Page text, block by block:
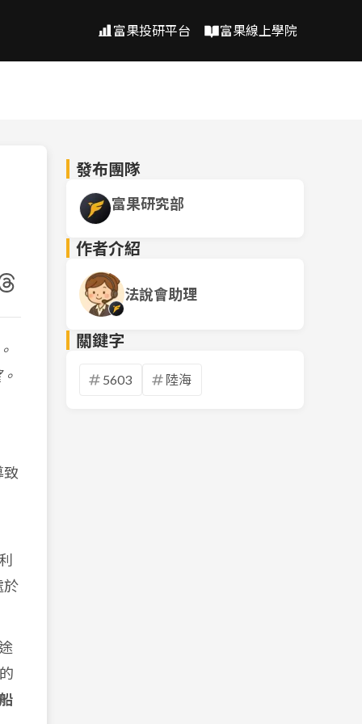
富果投研平台 富果線上學院
致
於
發布團隊
富果研究部
作者介紹
法說會助理
關鍵字
5603 陸海